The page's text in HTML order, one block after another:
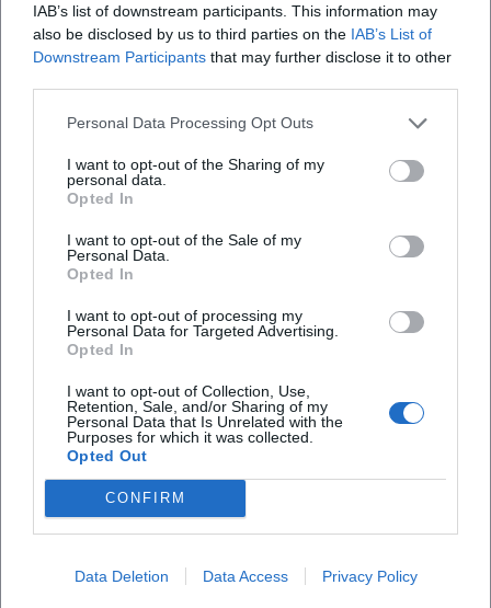
IAB’s list of downstream participants. This information may
also be disclosed by us to third parties on the IAB’s List of
Downstream Participants that may further disclose it to other
Personal Data Processing Opt Outs
I want to opt-out of the Sharing of my
personal data.
Opted In
I want to opt-out of the Sale of my
Personal Data.
Opted In
I want to opt-out of processing my
Personal Data for Targeted Advertising.
Opted In
I want to opt-out of Collection, Use,
Retention, Sale, and/or Sharing of my
Personal Data that Is Unrelated with the
Purposes for which it was collected.
Opted Out
CONFIRM
Data Deletion Data Access Privacy Policy
Auf der Vereinsseite sind mehrere Themenbereiche
sichtbar, die das Leben am Burgsee prägen:
sondern im Alltag des Vereins eine zentrale Rolle
spielt. Besonders relevant für Familien und
Einsteiger ist der Jugendbereich, der auch in den
offiziellen Stadtmeldungen wiederkehrt. Dort wird
genannt, zum Beispiel beim Piratentag oder beim
Schnuppersegeln im Ferienprogramm. Damit wird
deutlich, dass der Burgsee nicht exklusiv ist,
sondern immer wieder für öffentliche Angebote
geöffnet wird. Gerade in einer Stadt wie
Deggendorf, die auf ihrem Portal zahlreiche
Veranstaltungen bündelt, profitiert der Burgsee
von dieser Mischung aus Verein und öffentlicher
Aufmerksamkeit. ([diesegler-ev.de]
Wo liegt der Burgsee in Deggendorf?
Gibt es am Burgsee einen Segelverein?
statt?
Wie komme ich zum Burgsee?
Bewertungen
yrosmary@gmail.com Sch
11. September 2018
Mei See hoid!!!